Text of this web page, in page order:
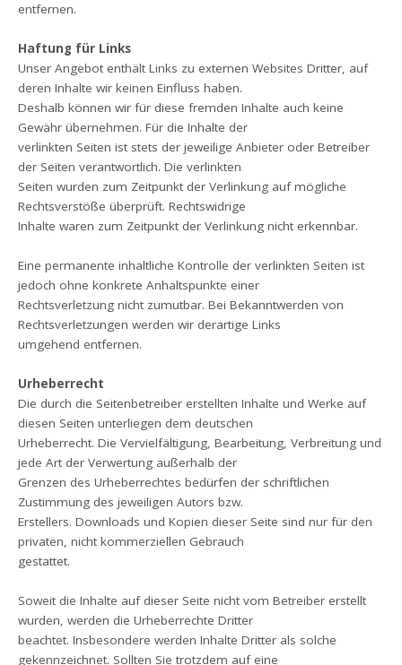
entfernen.
Haftung für Links
Unser Angebot enthält Links zu externen Websites Dritter, auf
deren Inhalte wir keinen Einfluss haben.
Deshalb können wir für diese fremden Inhalte auch keine
Gewähr übernehmen. Für die Inhalte der
verlinkten Seiten ist stets der jeweilige Anbieter oder Betreiber
der Seiten verantwortlich. Die verlinkten
Seiten wurden zum Zeitpunkt der Verlinkung auf mögliche
Rechtsverstöße überprüft. Rechtswidrige
Inhalte waren zum Zeitpunkt der Verlinkung nicht erkennbar.
Eine permanente inhaltliche Kontrolle der verlinkten Seiten ist
jedoch ohne konkrete Anhaltspunkte einer
Rechtsverletzung nicht zumutbar. Bei Bekanntwerden von
Rechtsverletzungen werden wir derartige Links
umgehend entfernen.
Urheberrecht
Die durch die Seitenbetreiber erstellten Inhalte und Werke auf
diesen Seiten unterliegen dem deutschen
Urheberrecht. Die Vervielfältigung, Bearbeitung, Verbreitung und
jede Art der Verwertung außerhalb der
Grenzen des Urheberrechtes bedürfen der schriftlichen
Zustimmung des jeweiligen Autors bzw.
Erstellers. Downloads und Kopien dieser Seite sind nur für den
privaten, nicht kommerziellen Gebrauch
gestattet.
Soweit die Inhalte auf dieser Seite nicht vom Betreiber erstellt
wurden, werden die Urheberrechte Dritter
beachtet. Insbesondere werden Inhalte Dritter als solche
gekennzeichnet. Sollten Sie trotzdem auf eine